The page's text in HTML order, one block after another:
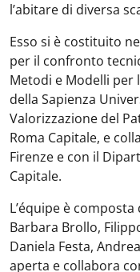
l’abitare di diversa
Esso si è costituito
per il confronto
Metodi e Modelli per
della Sapienza
Valorizzazione del
Roma Capitale, e
Firenze e con il
Capitale.
L’équipe è
Barbara Brollo,
Daniela Festa,
aperta e collabora